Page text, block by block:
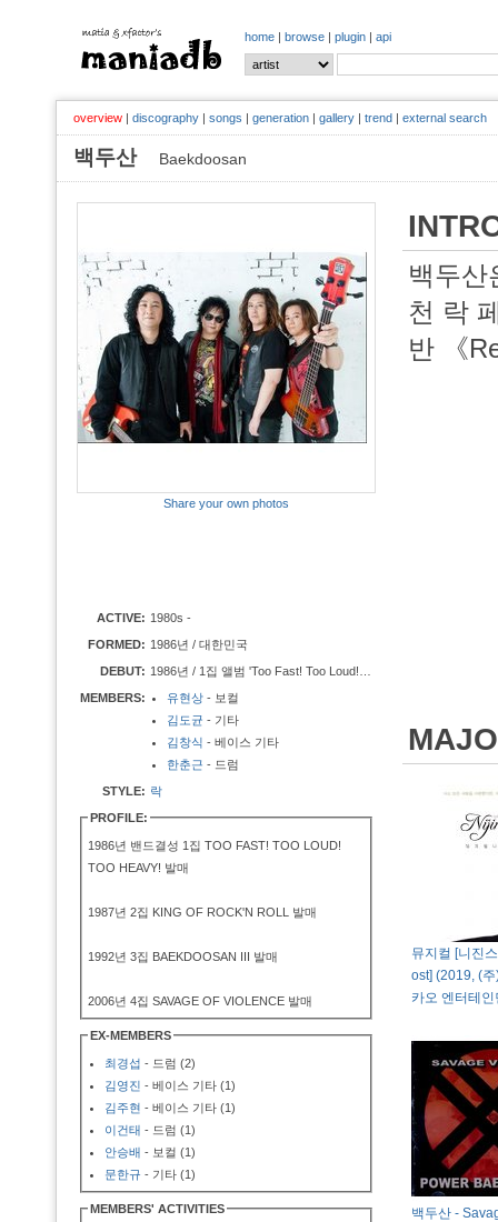
home | browse | plugin | api
overview | discography | songs | generation | gallery | trend | external search
백두산 Baekdoosan
Share your own photos
ACTIVE: 1980s -
FORMED: 1986년 / 대한민국
DEBUT:
MEMBERS:
유현상 - 보컬
김도균 - 기타
김창식 - 베이스 기타
한춘근 - 드럼
STYLE: 락
PROFILE:
1986년 밴드결성 1집 TOO FAST! TOO LOUD!
TOO HEAVY! 발매
1987년 2집 KING OF ROCK'N ROLL 발매
1992년 3집 BAEKDOOSAN III 발매
2006년 4집 SAVAGE OF VIOLENCE 발매
EX-MEMBERS
최경섭 - 드럼 (2)
김영진 - 베이스 기타 (1)
김주현 - 베이스 기타 (1)
이건태 - 드럼 (1)
안승배 - 보컬 (1)
문한규 - 기타 (1)
MEMBERS' ACTIVITIES
백두산
천 락
반 《
뮤지컬 [니진
ost] (2019, (
카오 엔터테인
백두산 -